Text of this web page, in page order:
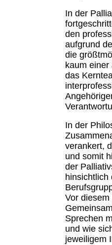
In der
den
aufgrund
die
kaum
das
In der
verankert,
und somit
der
hinsichtlich
Vor
Sprechen
und wie
jeweiligem